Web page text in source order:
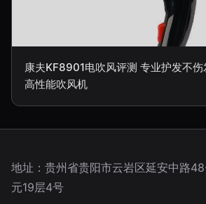
康夫KF8901电吹风评测 专业护发不
高性能吹风机
地址：贵州省贵阳市云岩区延安中路
元19层4号